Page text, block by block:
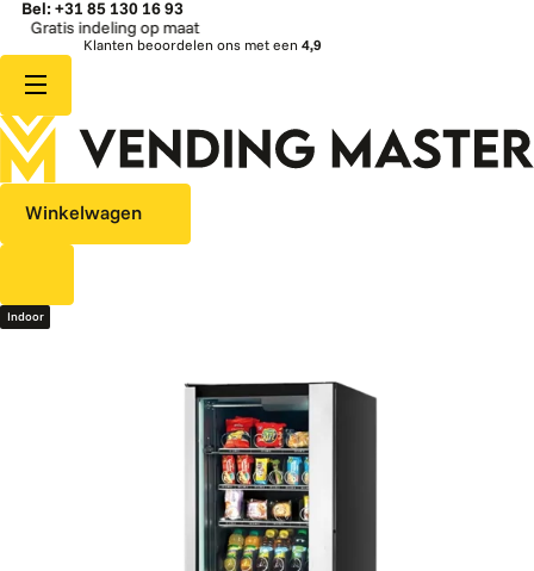
Bel: +31 85 130 16 93
indeling op maat
Klanten beoordelen ons met een 4,9
Winkelwagen
Indoor